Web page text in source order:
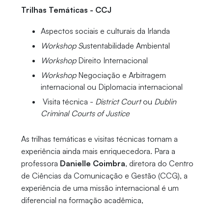
Trilhas Temáticas - CCJ
Aspectos sociais e culturais da Irlanda
Workshop Sustentabilidade Ambiental
Workshop Direito Internacional
Workshop Negociação e Arbitragem
internacional ou Diplomacia internacional
Visita técnica - District Courtou Dublin
Criminal Courts of Justice
As trilhas temáticas e visitas técnicas tornam a
experiência ainda mais enriquecedora. Para a
professora Danielle Coimbra, diretora do Centro
de Ciências da Comunicação e Gestão (CCG), a
experiência de uma missão internacional é um
diferencial na formação acadêmica,